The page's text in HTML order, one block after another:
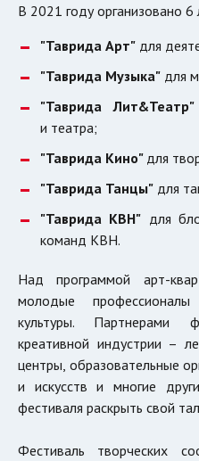
В 2021 году организовано 6
"Таврида Арт" для
"Таврида Музыка" для
"Таврида Лит&Театр"
и театра;
"Таврида Кино" для
"Таврида Танцы" для
"Таврида КВН" для
команд КВН.
Над программой арт-
молодые
культуры. Партнерами
креативной индустрии –
центры, образовательные
и искусств и многие
фестиваля раскрыть свой
Фестиваль творческих